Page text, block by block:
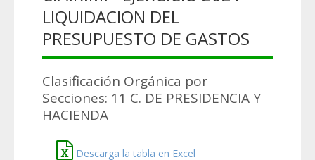
LIQUIDACION DEL
PRESUPUESTO DE GASTOS
Clasificación Orgánica por
Secciones: 11 C. DE PRESIDENCIA Y
HACIENDA
Descarga la tabla en Excel